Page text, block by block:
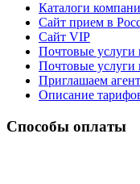
Каталоги
Сайт прием в
Сайт VIP
Почтовые услуги
Почтовые услуги
Приглашаем
Описание
Способы оплаты